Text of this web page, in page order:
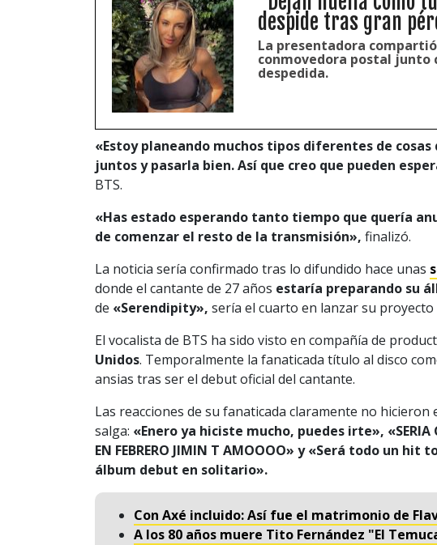
despide tras gran
La presentadora
conmovedora postal junto
despedida.
«Estoy planeando muchos tipos diferentes de
juntos y pasarla bien. Así que creo que pueden
BTS.
«Has estado esperando tanto tiempo que quería
de comenzar el resto de la transmisión», finalizó.
La noticia sería confirmado tras lo difundido hace unas
donde el cantante de 27 años estaría preparando su
de «Serendipity», sería el cuarto en lanzar su proyecto
El vocalista de BTS ha sido visto en compañía de
Unidos. Temporalmente la fanaticada título al disco
ansias tras ser el debut oficial del cantante.
Las reacciones de su fanaticada claramente no
salga: «Enero ya hiciste mucho, puedes irte», «SERIA
EN FEBRERO JIMIN T AMOOOO» y «Será todo un
álbum debut en solitario».
Con Axé incluido: Así fue el matrimonio de
A los 80 años muere Tito Fernández "El